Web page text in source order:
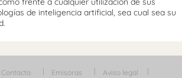
de inteligencia artificial, sea cual sea su
Emisoras
Aviso legal